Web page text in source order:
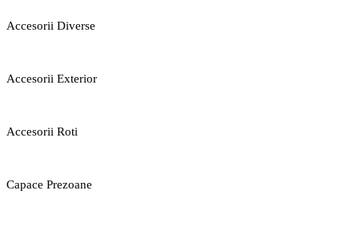
Accesorii Diverse
Accesorii Exterior
Accesorii Roti
Capace Prezoane